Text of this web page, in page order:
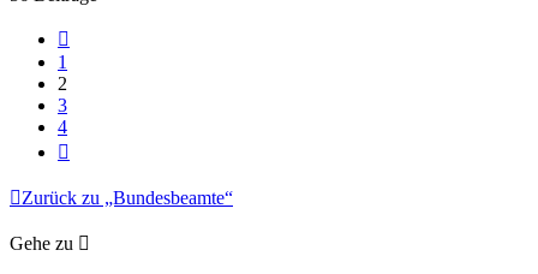
1
2
3
4
Zurück zu „Bundesbeamte“
Gehe zu